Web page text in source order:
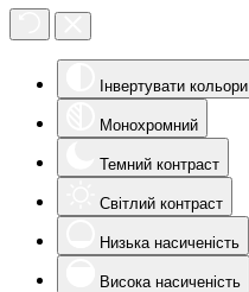
Інвертувати кольори
Монохромний
Темний контраст
Світлий контраст
Низька насиченість
Висока насиченість